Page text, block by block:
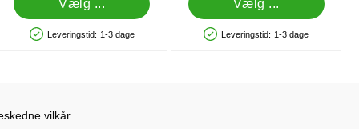
Vælg ...
Produkttilgængelighed: På lager
Leveringstid: 1-3 dage
Vælg ...
Produkttilgængelighed: På lager
Leveringstid: 1-3 dage
vilkår.